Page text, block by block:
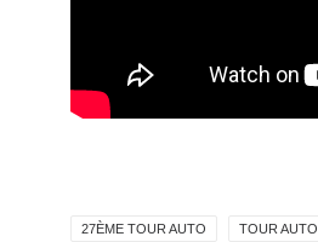
27ÈME TOUR AUTO TOUR AUTO